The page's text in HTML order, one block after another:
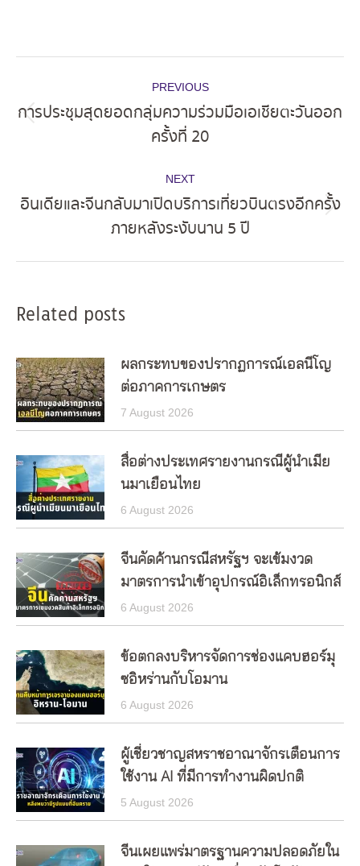
navigation
PREVIOUS
Previous
post:
การประชุมสุดยอดกลุ่มความร่วมมือเอเชียตะวันออก
ครั้งที่ 20
NEXT
post:
อินเดียและจีนกลับมาเปิดบริการเที่ยวบินตรงอีกครั้ง
ภายหลังระงับนาน 5 ปี
Related posts
ผลกระทบของปรากฏการณ์เอลนีโญ
ต่อภาคการเกษตร
7 August 2026
สื่อต่างประเทศรายงานกรณีผู้นำเมีย
นมาเยือนไทย
6 August 2026
จีนคัดค้านกรณีสหรัฐฯ จะเข้มงวด
มาตรการนำเข้าอุปกรณ์อิเล็กทรอนิกส์
6 August 2026
ข้อตกลงบริหารจัดการช่องแคบฮอร์มุ
ซอิหร่านกับโอมาน
6 August 2026
ผู้เชี่ยวชาญสหราชอาณาจักรเตือนการ
ใช้งาน AI ที่มีการทำงานผิดปกติ
5 August 2026
จีนเผยแพร่มาตรฐานความปลอดภัยใน